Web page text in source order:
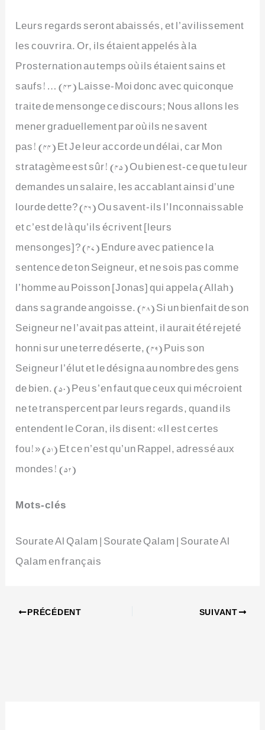
Leurs regards seront abaissés, et l’avilissement
les couvrira. Or, ils étaient appelés à la
Prosternation au temps où ils étaient sains et
saufs!… (43) Laisse-Moi donc avec quiconque
traite de mensonge ce discours; Nous allons les
mener graduellement par où ils ne savent
pas! (44) Et Je leur accorde un délai, car Mon
stratagème est sûr! (45) Ou bien est-ce que tu leur
demandes un salaire, les accablant ainsi d’une
lourde dette? (46) Ou savent-ils l’Inconnaissable
et c’est de là qu’ils écrivent [leurs
mensonges]? (47) Endure avec patience la
sentence de ton Seigneur, et ne sois pas comme
l’homme au Poisson [Jonas] qui appela (Allah)
dans sa grande angoisse. (48) Si un bienfait de son
Seigneur ne l’avait pas atteint, il aurait été rejeté
honni sur une terre déserte, (49) Puis son
Seigneur l’élut et le désigna au nombre des gens
de bien. (50) Peu s’en faut que ceux qui mécroient
ne te transpercent par leurs regards, quand ils
entendent le Coran, ils disent: «Il est certes
fou!» (51) Et ce n’est qu’un Rappel, adressé aux
mondes! (52)
Mots-clés
Sourate Al Qalam | Sourate Qalam | Sourate Al
Qalam en français
PRÉCÉDENT SUIVANT